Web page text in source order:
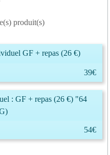
produit(s)
GF + repas (26 €)
39€
: GF + repas (26 €) "64
54€